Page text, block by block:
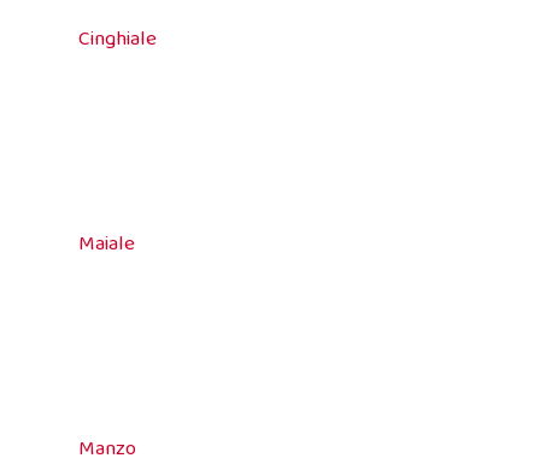
Cinghiale
Maiale
Manzo